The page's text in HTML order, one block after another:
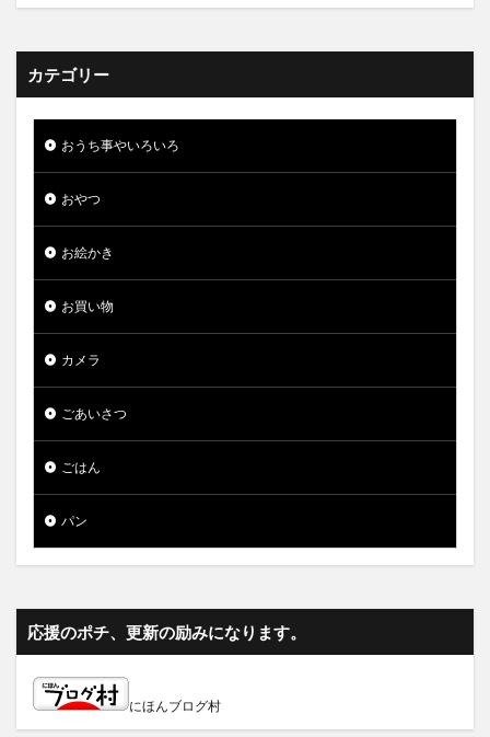
カテゴリー
おうち事やいろいろ
おやつ
お絵かき
お買い物
カメラ
ごあいさつ
ごはん
パン
応援のポチ、更新の励みになります。
にほんブログ村